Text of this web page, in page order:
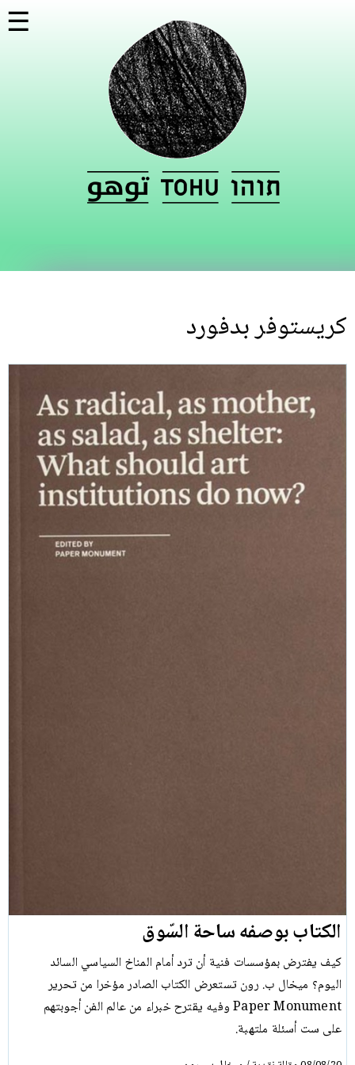
الرئيسي
☰
كريستوفر بدفورد
الكتاب بوصفه ساحة السّوق
كيف يفترض بمؤسسات فنية أن ترد أمام المناخ السياسي السائد
اليوم؟ ميخال ب. رون تستعرض الكتاب الصادر مؤخرا من تحرير
Paper Monument وفيه يقترح خبراء من عالم الفن أجوبتهم
على ست أسئلة ملتهبة.